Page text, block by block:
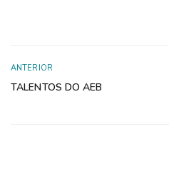
ANTERIOR
TALENTOS DO AEB